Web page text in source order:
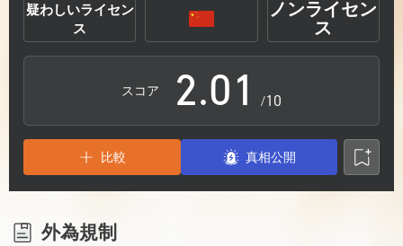
疑わしいライセン
ス
ノンライセン
ス
スコア
1
2
3
4
.0
1
2
0
1
2
3
/10
比較 真相公開
外為規制